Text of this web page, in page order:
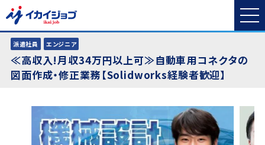
派遣社員 エンジニア
≪高収入!月収34万円以上可≫自動車用コネクタの
図面作成・修正業務【Solidworks経験者歓迎】